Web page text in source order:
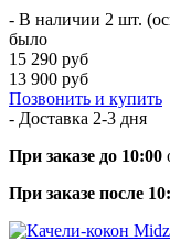
- В наличии 2 шт.
было
15 290 руб
13 900 руб
Позвонить и купить
- Доставка 2-3 дня
При заказе до 10:00
При заказе после